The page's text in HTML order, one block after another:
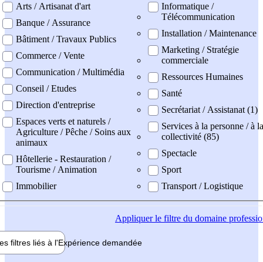
Arts / Artisanat d'art
Banque / Assurance
Bâtiment / Travaux Publics
Commerce / Vente
Communication / Multimédia
Conseil / Etudes
Direction d'entreprise
Espaces verts et naturels /
Agriculture / Pêche / Soins aux
animaux
Hôtellerie - Restauration /
Tourisme / Animation
Immobilier
Informatique /
Télécommunication
Installation / Maintenance
Marketing / Stratégie
commerciale
Ressources Humaines
Santé
Secrétariat / Assistanat (1)
Services à la personne / à la
collectivité (85)
Spectacle
Sport
Transport / Logistique
Appliquerle filtre du domaine
filtres liés à l'Expérience demandée